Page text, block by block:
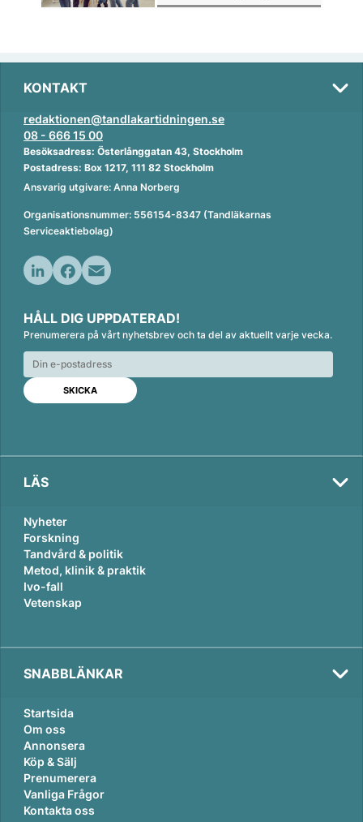
KONTAKT
redaktionen@tandlakartidningen.se
08 - 666 15 00
Besöksadress: Österlånggatan 43, Stockholm
Postadress: Box 1217, 111 82 Stockholm
Ansvarig utgivare: Anna Norberg
Organisationsnummer: 556154-8347 (Tandläkarnas
Serviceaktiebolag)
n
k
e
d
n
c
e
b
o
o
k
a
i
l
HÅLL DIG UPPDATERAD!
Prenumerera på vårt nyhetsbrev och ta del av aktuellt varje vecka.
LÄS
Nyheter
Forskning
Tandvård & politik
Metod, klinik & praktik
Ivo-fall
Vetenskap
SNABBLÄNKAR
Startsida
Om oss
Annonsera
Köp & Sälj
Prenumerera
Vanliga Frågor
Kontakta oss